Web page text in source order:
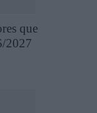
que
2027